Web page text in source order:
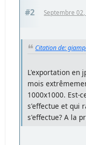
#2 Septembre
Citation de:
L'exportation en
mois
1000x1000. Est-
s'effectue et qui
s'effectue? A la